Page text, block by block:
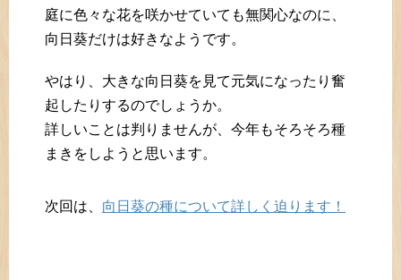
庭に色々な花を咲かせていても無関心なのに、
向日葵だけは好きなようです。
やはり、大きな向日葵を見て元気になったり奮
起したりするのでしょうか。
詳しいことは判りませんが、今年もそろそろ種
まきをしようと思います。
次回は、 向日葵の種について詳しく迫ります！